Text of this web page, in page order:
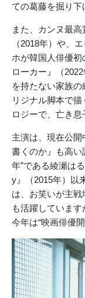
ての葛藤を掘り下
また、カンヌ最高
（2018年）や、
ホが韓国人俳優
ローカー』（
を持たない家族
リジナル脚本で
ロジーで、亡き息
主演は、現在公
書くのか』も高い
年”である綾瀬は
y』（2015年）以
は、お笑いが主
も活躍しています
今年は“映画俳優